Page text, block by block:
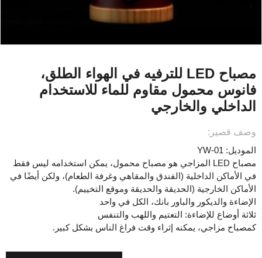
مصباح LED للترفيه في الهواء الطلق،
فانوس محمول مقاوم للماء للاستخدام
الداخلي والخارجي
وصف قصير:
الموديل: YW-01
مصباح LED المزاجي هو مصباح محمول، يمكن استخدامه ليس فقط
في الأماكن الداخلية (الفندق والمقاهي وغرفة الطعام)، ولكن أيضًا في
الأماكن الخارجية (الحديقة والحديقة وموقع التخييم).
الإضاءة والديكور والباور بانك، الكل في واحد
ثلاثة أوضاع للإضاءة: التعتيم واللهب والتنفس
كمصباح مزاجي، يمكنه إثراء وقت فراغ الناس بشكل كبير.